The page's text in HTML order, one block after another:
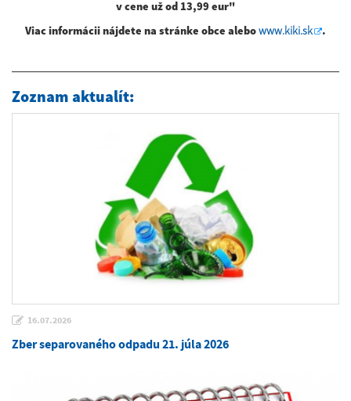
v cene už od 13,99 eur"
Viac informácii nájdete na stránke obce alebowww.kiki.sk .
Zoznam aktualít:
16.07.2026
Zber separovaného odpadu 21. júla 2026